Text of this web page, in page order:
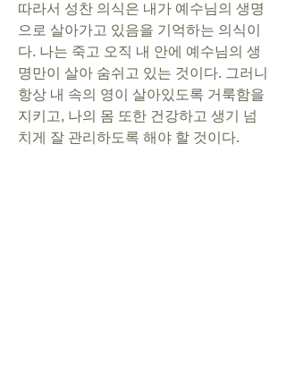
따라서 성찬 의식은 내가 예수님의 생명
으로 살아가고 있음을 기억하는 의식이
다. 나는 죽고 오직 내 안에 예수님의 생
명만이 살아 숨쉬고 있는 것이다. 그러니
항상 내 속의 영이 살아있도록 거룩함을
지키고, 나의 몸 또한 건강하고 생기 넘
치게 잘 관리하도록 해야 할 것이다.